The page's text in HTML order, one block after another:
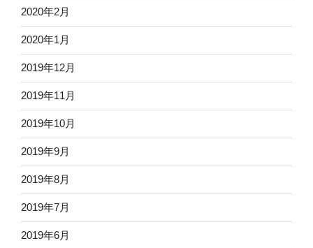
2020年2月
2020年1月
2019年12月
2019年11月
2019年10月
2019年9月
2019年8月
2019年7月
2019年6月